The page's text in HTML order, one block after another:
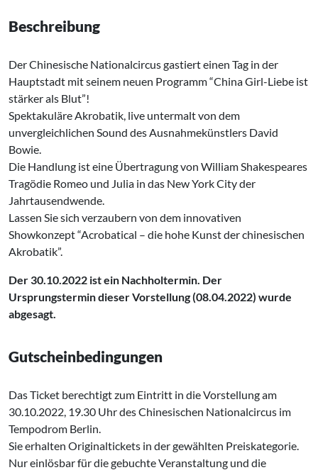
Beschreibung
Der Chinesische Nationalcircus gastiert einen Tag in der
Hauptstadt mit seinem neuen Programm “China Girl-Liebe ist
stärker als Blut”!
Spektakuläre Akrobatik, live untermalt von dem
unvergleichlichen Sound des Ausnahmekünstlers David
Bowie.
Die Handlung ist eine Übertragung von William Shakespeares
Tragödie Romeo und Julia in das New York City der
Jahrtausendwende.
Lassen Sie sich verzaubern von dem innovativen
Showkonzept “Acrobatical – die hohe Kunst der chinesischen
Akrobatik”.
Der 30.10.2022 ist ein Nachholtermin. Der
Ursprungstermin dieser Vorstellung (08.04.2022) wurde
abgesagt.
Gutscheinbedingungen
Das Ticket berechtigt zum Eintritt in die Vorstellung am
30.10.2022, 19.30 Uhr des Chinesischen Nationalcircus im
Tempodrom Berlin.
Sie erhalten Originaltickets in der gewählten Preiskategorie.
Nur einlösbar für die gebuchte Veranstaltung und die